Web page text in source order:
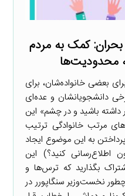
کمک به مردم
محدودیت‌ها
بعضی خانواده‌شان، برای
دانشجویانشان و عده‌ای
باشید و در چشم» این
مرتب خانوادگی ترتیب
به این موضوع ایجاد
اطلاع‌رسانی کنید؟) این
بگذارید که ترس‌ها و
چطور نخست‌وزیر سنگاپورر در